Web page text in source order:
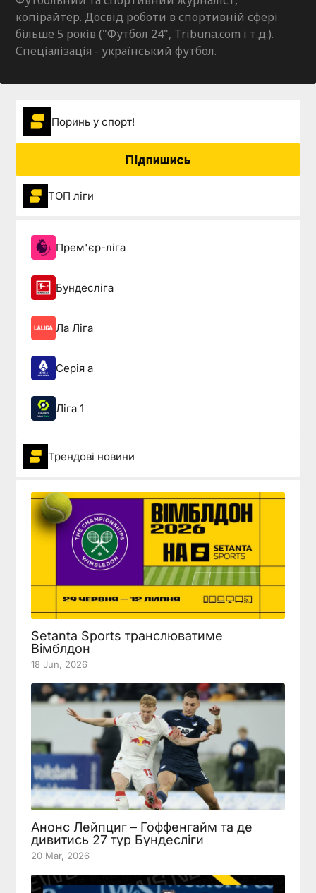
копірайтер. Досвід роботи в спортивній сфері
більше 5 років ("Футбол 24", Tribuna.com і т.д.).
Спеціалізація - український футбол.
Поринь у спорт!
Підпишись
ТОП ліги
Прем'єр-ліга
Бундесліга
Ла Ліга
Серія а
Ліга 1
Трендові новини
Setanta Sports транслюватиме
Вімблдон
18 Jun, 2026
Анонс Лейпциг – Гоффенгайм та де
дивитись 27 тур Бундесліги
20 Mar, 2026